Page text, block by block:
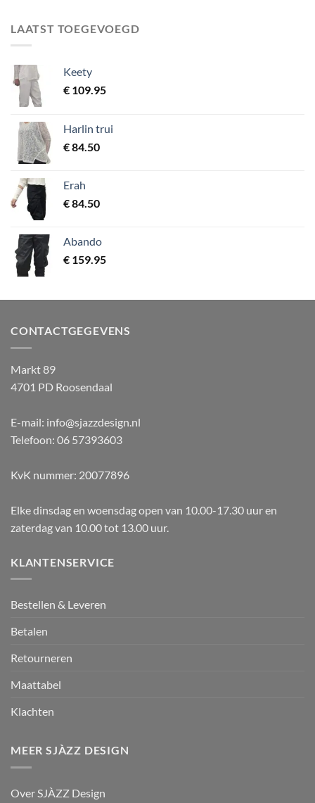
LAATST TOEGEVOEGD
Keety
€ 109.95
Harlin trui
€84.50
Erah
€84.50
Abando
€ 159.95
CONTACTGEGEVENS
Markt 89
4701 PD Roosendaal
E-mail: info@sjazzdesign.nl
Telefoon: 06 57393603
KvK nummer: 20077896
Elke dinsdag en woensdag open van 10.00-17.30 uur en
zaterdag van 10.00 tot 13.00 uur.
KLANTENSERVICE
Bestellen & Leveren
Betalen
Retourneren
Maattabel
Klachten
MEER SJÀZZ DESIGN
Over SJÀZZ Design